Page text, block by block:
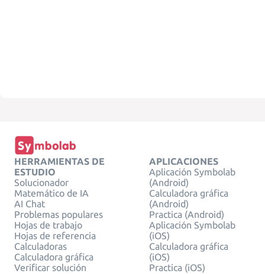
HERRAMIENTAS DE
ESTUDIO
Solucionador
Matemático de IA
AI Chat
Problemas populares
Hojas de trabajo
Hojas de referencia
Calculadoras
Calculadora gráfica
Verificar solución
APLICACIONES
Aplicación Symbolab
(Android)
Calculadora gráfica
(Android)
Practica (Android)
Aplicación Symbolab
(iOS)
Calculadora gráfica
(iOS)
Practica (iOS)